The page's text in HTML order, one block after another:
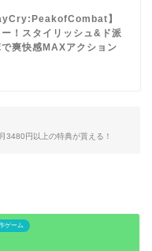
】
！スタイリッシュ&ド派
爽快感MAXアクション
3480円以上の特典が貰える！
ゲーム